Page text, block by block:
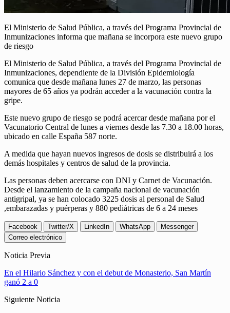
El Ministerio de Salud Pública, a través del Programa Provincial de
Inmunizaciones informa que mañana se incorpora este nuevo grupo
de riesgo
El Ministerio de Salud Pública, a través del Programa Provincial de
Inmunizaciones, dependiente de la División Epidemiología
comunica que desde mañana lunes 27 de marzo, las personas
mayores de 65 años ya podrán acceder a la vacunación contra la
gripe.
Este nuevo grupo de riesgo se podrá acercar desde mañana por el
Vacunatorio Central de lunes a viernes desde las 7.30 a 18.00 horas,
ubicado en calle España 587 norte.
A medida que hayan nuevos ingresos de dosis se distribuirá a los
demás hospitales y centros de salud de la provincia.
Las personas deben acercarse con DNI y Carnet de Vacunación.
Desde el lanzamiento de la campaña nacional de vacunación
antigripal, ya se han colocado 3225 dosis al personal de Salud
,embarazadas y puérperas y 880 pediátricas de 6 a 24 meses
Facebook Twitter/X LinkedIn WhatsApp
Messenger
Correo electrónico
Noticia Previa
En el Hilario Sánchez y con el debut de Monasterio, San Martín
ganó 2 a 0
Siguiente Noticia